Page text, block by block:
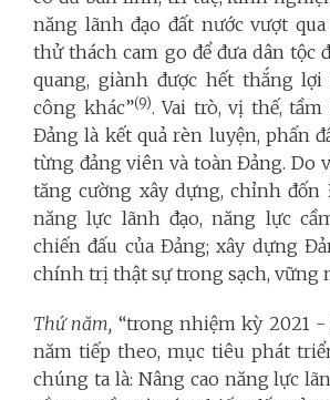
năng lãnh đạo đất nước vượt
thử thách cam go để đưa dân tộc
quang, giành được hết thắng
công khác”(9). Vai trò, vị thế,
Đảng là kết quả rèn luyện, phấn
từng đảng viên và toàn Đảng. Do
tăng cường xây dựng, chỉnh đốn
năng lực lãnh đạo, năng lực
chiến đấu của Đảng; xây dựng
chính trị thật sự trong sạch, vững
Thứ năm, “trong nhiệm kỳ 2021
năm tiếp theo, mục tiêu phát
chúng ta là: Nâng cao năng lực